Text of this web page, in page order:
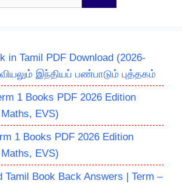
in Tamil PDF Download (2026-
இந்தியப் பண்பாடும் புத்தகம்
1 Books PDF 2026 Edition
EVS)
1 Books PDF 2026 Edition
EVS)
Tamil Book Back Answers | Term –